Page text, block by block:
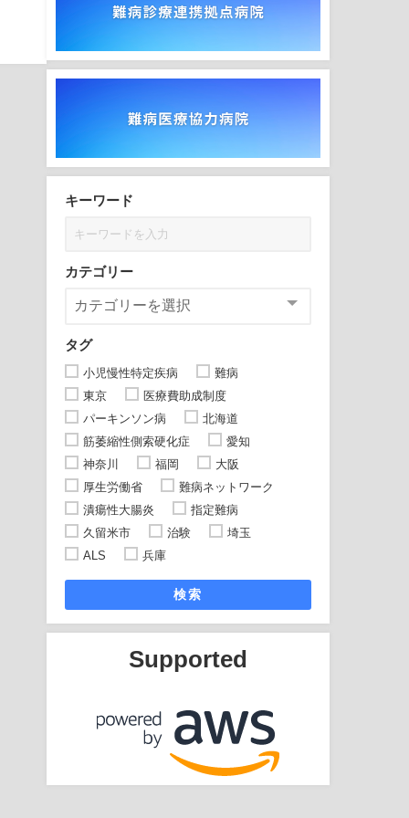
キーワード
カテゴリー
タグ
小児慢性特定疾病
難病
東京
医療費助成制度
パーキンソン病
北海道
筋萎縮性側索硬化症
愛知
神奈川
福岡
大阪
厚生労働省
難病ネットワーク
潰瘍性大腸炎
指定難病
久留米市
治験
埼玉
ALS
兵庫
検索
Supported